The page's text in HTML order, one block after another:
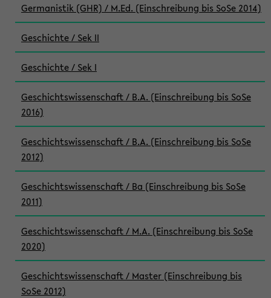
Germanistik (GHR) / M.Ed. (Einschreibung bis SoSe 2014)
Geschichte / Sek II
Geschichte / Sek I
Geschichtswissenschaft / B.A. (Einschreibung bis SoSe
2016)
Geschichtswissenschaft / B.A. (Einschreibung bis SoSe
2012)
Geschichtswissenschaft / Ba (Einschreibung bis SoSe
2011)
Geschichtswissenschaft / M.A. (Einschreibung bis SoSe
2020)
Geschichtswissenschaft / Master (Einschreibung bis
SoSe 2012)